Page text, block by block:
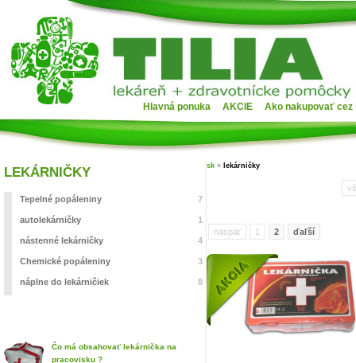
Hlavná ponuka AKCIE Ako nakupovať cez
sk » lekárničky
naspäť 1 2 ďaľší
LEKÁRNIČKY
Tepelné popáleniny 7
autolekárničky 1
nástenné lekárničky 4
Chemické popáleniny 3
náplne do lekárničiek 8
Čo má obsahovať lekárnička na
pracovisku ?